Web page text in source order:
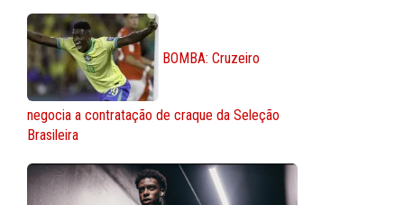
BOMBA: Cruzeiro
negocia a contratação de craque da Seleção
Brasileira